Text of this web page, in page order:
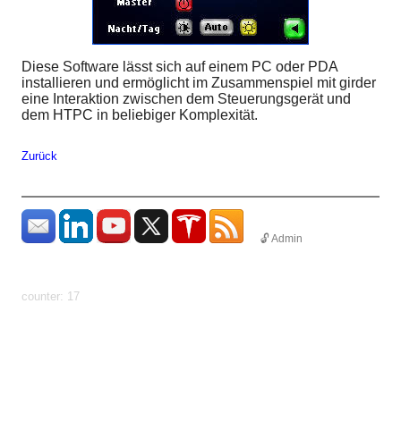
Diese Software lässt sich auf einem PC oder PDA
installieren und ermöglicht im Zusammenspiel mit girder
eine Interaktion zwischen dem Steuerungsgerät und
dem HTPC in beliebiger Komplexität.
Zurück
🔓 Admin
counter: 17